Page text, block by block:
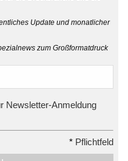
Update und monatlicher
zum Großformatdruck
Newsletter-Anmeldung
* Pflichtfeld